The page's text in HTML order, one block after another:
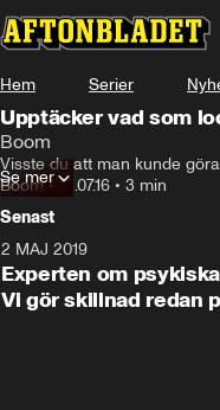
Hem Serier
Upptäcker vad som
Boom
Visste du att man kunde
Boom• 15.07.16 • 3 min
Se mer
Senast
2 MAJ 2019
Experten om
Vi gör skillnad redan